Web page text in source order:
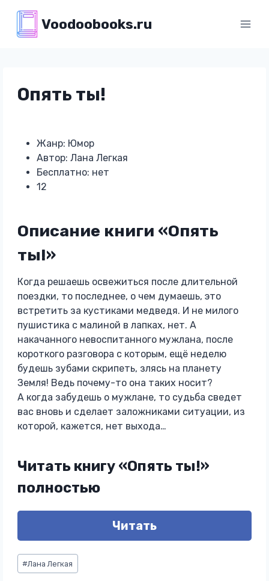
содержимому
Voodoobooks.ru
Опять ты!
Жанр: Юмор
Автор: Лана Легкая
Бесплатно: нет
12
Описание книги «Опять
ты!»
Когда решаешь освежиться после длительной
поездки, то последнее, о чем думаешь, это
встретить за кустиками медведя. И не милого
пушистика с малиной в лапках, нет. А
накачанного невоспитанного мужлана, после
короткого разговора с которым, ещё неделю
будешь зубами скрипеть, злясь на планету
Земля! Ведь почему-то она таких носит?
А когда забудешь о мужлане, то судьба сведет
вас вновь и сделает заложниками ситуации, из
которой, кажется, нет выхода…
Читать книгу «Опять ты!»
полностью
Читать
Метки
записи:
#Лана Легкая